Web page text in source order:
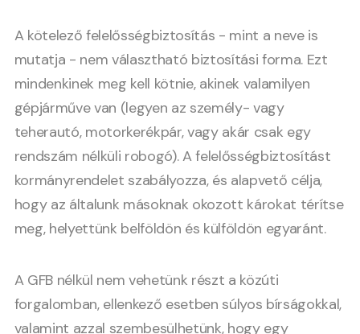
A kötelező felelősségbiztosítás - mint a neve is
mutatja - nem választható biztosítási forma. Ezt
mindenkinek meg kell kötnie, akinek valamilyen
gépjárműve van (legyen az személy- vagy
teherautó, motorkerékpár, vagy akár csak egy
rendszám nélküli robogó). A felelősségbiztosítást
kormányrendelet szabályozza, és alapvető célja,
hogy az általunk másoknak okozott károkat térítse
meg, helyettünk belföldön és külföldön egyaránt.
A GFB nélkül nem vehetünk részt a közúti
forgalomban, ellenkező esetben súlyos bírságokkal,
valamint azzal szembesülhetünk, hogy egy